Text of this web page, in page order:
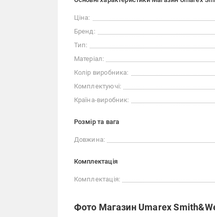
Ціна:
Бренд:
Тип:
Матеріал:
Колір виробника:
Комплектуючі:
Країна-виробник:
Розмір та вага
Довжина:
Комплектація
Комплектація:
Фото Магазин Umarex